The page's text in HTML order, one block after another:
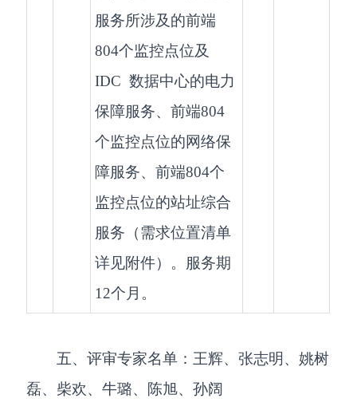
服务所涉及的前端
804个监控点位及
IDC 数据中心的电力
保障服务、前端804
个监控点位的网络保
障服务、前端804个
监控点位的站址综合
服务（需求位置清单
详见附件）。服务期
12个月。
五、评审专家名单：王辉、张志明、姚树
磊、柴欢、牛璐、陈旭、孙阔